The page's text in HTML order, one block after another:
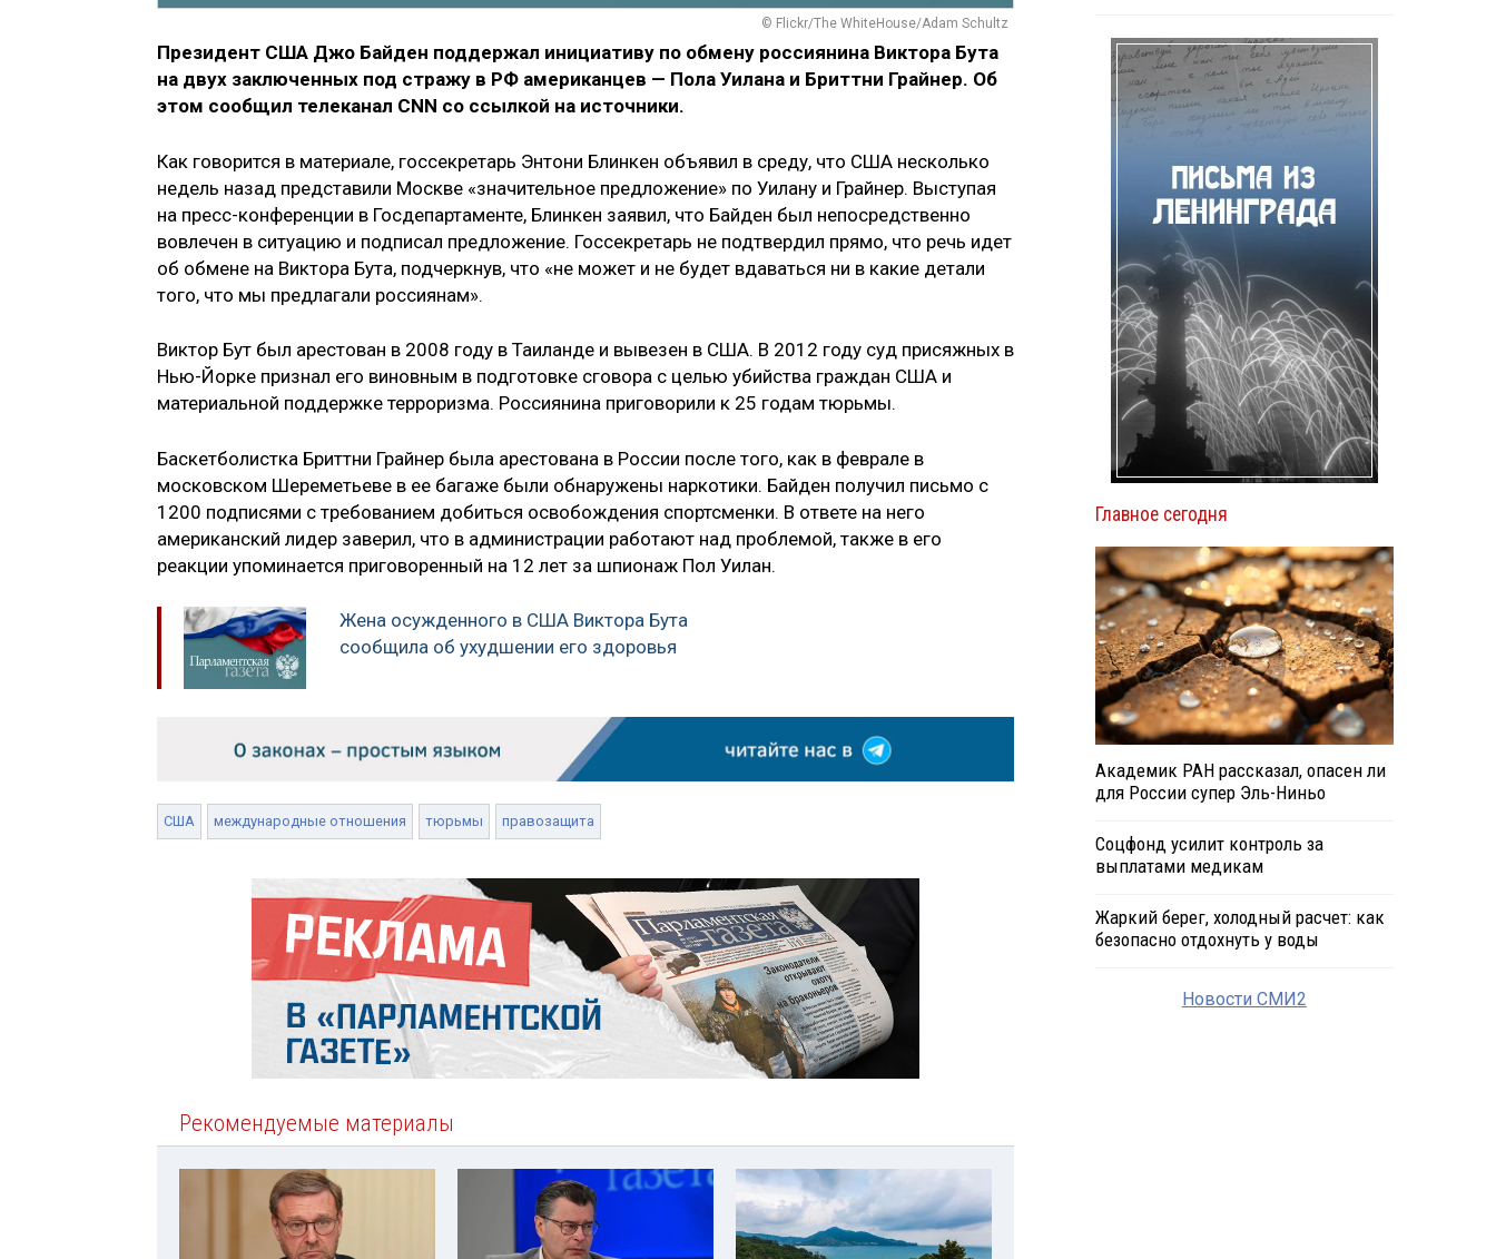
© Flickr/The WhiteHouse/Adam Schultz
Президент США Джо Байден поддержал инициативу по обмену россиянина Виктора Бута
на двух заключенных под стражу в РФ американцев — Пола Уилана и Бриттни Грайнер. Об
этом сообщил телеканал CNN со ссылкой на источники.
Как говорится в материале, госсекретарь Энтони Блинкен объявил в среду, что США несколько
недель назад представили Москве «значительное предложение» по Уилану и Грайнер. Выступая
на пресс-конференции в Госдепартаменте, Блинкен заявил, что Байден был непосредственно
вовлечен в ситуацию и подписал предложение. Госсекретарь не подтвердил прямо, что речь идет
об обмене на Виктора Бута, подчеркнув, что «не может и не будет вдаваться ни в какие детали
того, что мы предлагали россиянам».
Виктор Бут был арестован в 2008 году в Таиланде и вывезен в США. В 2012 году суд присяжных в
Нью-Йорке признал его виновным в подготовке сговора с целью убийства граждан США и
материальной поддержке терроризма. Россиянина приговорили к 25 годам тюрьмы.
Баскетболистка Бриттни Грайнер была арестована в России после того, как в феврале в
московском Шереметьеве в ее багаже были обнаружены наркотики. Байден получил письмо с
1200 подписями с требованием добиться освобождения спортсменки. В ответе на него
американский лидер заверил, что в администрации работают над проблемой, также в его
реакции упоминается приговоренный на 12 лет за шпионаж Пол Уилан.
Жена осужденного в США Виктора Бута
сообщила об ухудшении его здоровья
США международные отношения тюрьмы правозащита
Рекомендуемые материалы
Главное сегодня
Академик РАН рассказал, опасен ли
для России супер Эль-Ниньо
Соцфонд усилит контроль за
выплатами медикам
Жаркий берег, холодный расчет: как
безопасно отдохнуть у воды
Новости СМИ2